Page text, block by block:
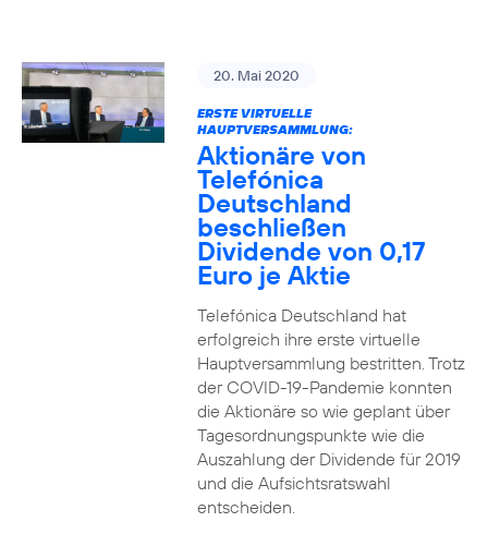
20. Mai 2020
ERSTE VIRTUELLE
HAUPTVERSAMMLUNG:
Aktionäre von
Telefónica
Deutschland
beschließen
Dividende von 0,17
Euro je Aktie
Telefónica Deutschland hat
erfolgreich ihre erste virtuelle
Hauptversammlung bestritten. Trotz
der COVID-19-Pandemie konnten
die Aktionäre so wie geplant über
Tagesordnungspunkte wie die
Auszahlung der Dividende für 2019
und die Aufsichtsratswahl
entscheiden.